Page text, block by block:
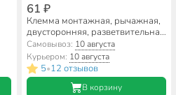
61 ₽
Клемма монтажная, рычажная,
двусторонняя, разветвительная
2х6 проводов, General Lighting
Systems, 800496
Самовывоз: 10 августа
Курьером: 10 августа
5•12 отзывов
В корзину